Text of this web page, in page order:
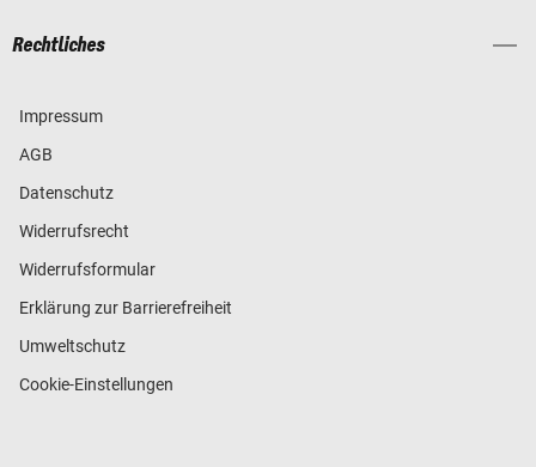
Rechtliches
Impressum
AGB
Datenschutz
Widerrufsrecht
Widerrufsformular
Erklärung zur Barrierefreiheit
Umweltschutz
Cookie-Einstellungen